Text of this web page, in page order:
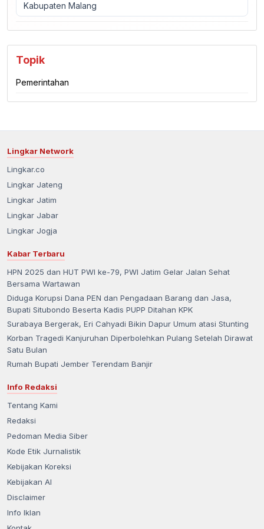
Kabupaten Malang
Topik
Pemerintahan
Lingkar Network
Lingkar.co
Lingkar Jateng
Lingkar Jatim
Lingkar Jabar
Lingkar Jogja
Kabar Terbaru
HPN 2025 dan HUT PWI ke-79, PWI Jatim Gelar Jalan Sehat
Bersama Wartawan
Diduga Korupsi Dana PEN dan Pengadaan Barang dan Jasa,
Bupati Situbondo Beserta Kadis PUPP Ditahan KPK
Surabaya Bergerak, Eri Cahyadi Bikin Dapur Umum atasi Stunting
Korban Tragedi Kanjuruhan Diperbolehkan Pulang Setelah Dirawat
Satu Bulan
Rumah Bupati Jember Terendam Banjir
Info Redaksi
Tentang Kami
Redaksi
Pedoman Media Siber
Kode Etik Jurnalistik
Kebijakan Koreksi
Kebijakan AI
Disclaimer
Info Iklan